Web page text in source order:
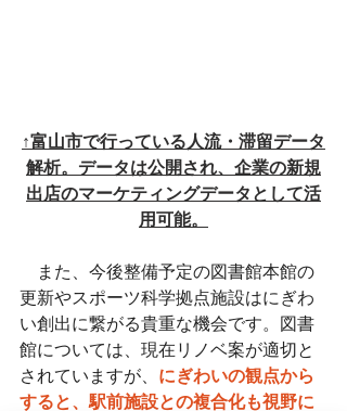
↑富山市で行っている人流・滞留データ
解析。データは公開され、企業の新規
出店のマーケティングデータとして活
用可能。
また、今後整備予定の図書館本館の
更新やスポーツ科学拠点施設はにぎわ
い創出に繋がる貴重な機会です。図書
館については、現在リノベ案が適切と
されていますが、 にぎわいの観点から
すると、駅前施設との複合化も視野に